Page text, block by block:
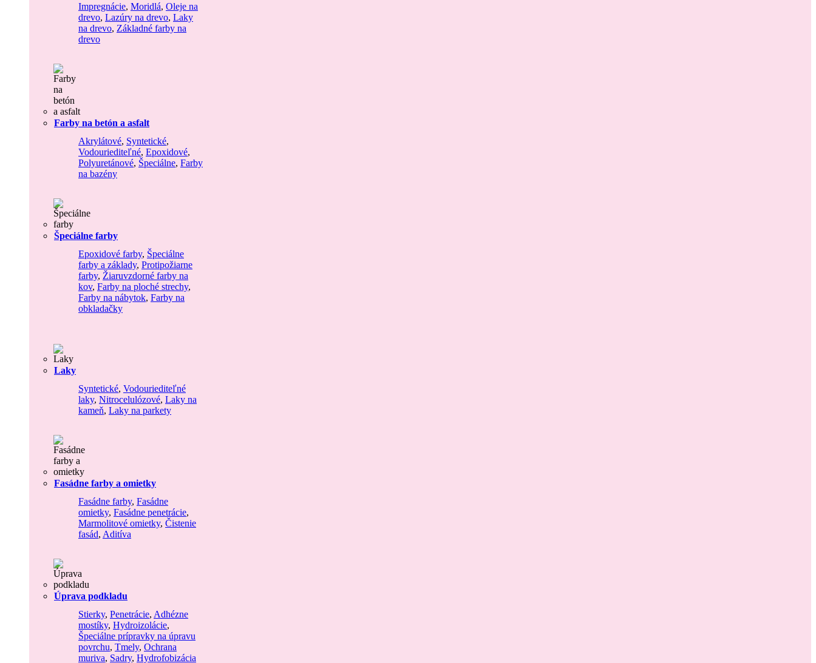
Impregnácie, Moridlá, Oleje na
drevo, Lazúry na drevo, Laky
na drevo, Základné farby na
drevo
Farby na betón a asfalt
Akrylátové, Syntetické,
Vodouriediteľné, Epoxidové,
Polyuretánové, Špeciálne, Farby
na bazény
Špeciálne farby
Epoxidové farby, Špeciálne
farby a základy, Protipožiarne
farby, Žiaruvzdorné farby na
kov, Farby na ploché strechy,
Farby na nábytok, Farby na
obkladačky
Laky
Syntetické, Vodouriediteľné
laky, Nitrocelulózové, Laky na
kameň, Laky na parkety
Fasádne farby a omietky
Fasádne farby, Fasádne
omietky, Fasádne penetrácie,
Marmolitové omietky, Čistenie
fasád, Aditíva
Úprava podkladu
Stierky, Penetrácie, Adhézne
mostíky, Hydroizolácie,
Špeciálne prípravky na úpravu
povrchu, Tmely, Ochrana
muriva, Sadry, Hydrofobizácia